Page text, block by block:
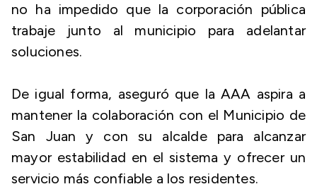
no ha impedido que la corporación pública
trabaje junto al municipio para adelantar
soluciones.
De igual forma, aseguró que la AAA aspira a
mantener la colaboración con el Municipio de
San Juan y con su alcalde para alcanzar
mayor estabilidad en el sistema y ofrecer un
servicio más confiable a los residentes.